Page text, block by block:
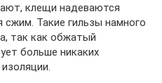
клещи надеваются
сжим. Такие гильзы намного
так как обжатый
больше никаких